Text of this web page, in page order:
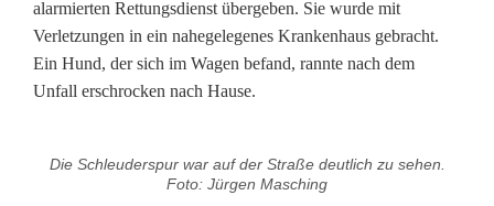
n
f
alarmierten Rettungsdienst übergeben. Sie wurde mit
Verletzungen in ein nahegelegenes Krankenhaus gebracht.
Ein Hund, der sich im Wagen befand, rannte nach dem
Unfall erschrocken nach Hause.
Die Schleuderspur war auf der Straße deutlich zu sehen.
Foto: Jürgen Masching